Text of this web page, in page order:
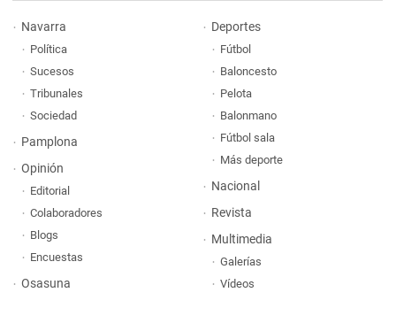
Navarra
Política
Sucesos
Tribunales
Sociedad
Pamplona
Opinión
Editorial
Colaboradores
Blogs
Encuestas
Osasuna
Deportes
Fútbol
Baloncesto
Pelota
Balonmano
Fútbol sala
Más deporte
Nacional
Revista
Multimedia
Galerías
Vídeos